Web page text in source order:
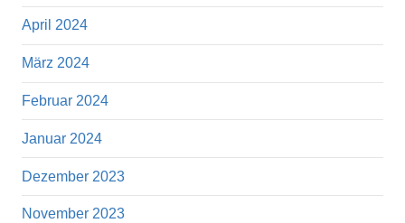
April 2024
März 2024
Februar 2024
Januar 2024
Dezember 2023
November 2023